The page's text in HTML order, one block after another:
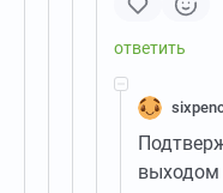
выходом